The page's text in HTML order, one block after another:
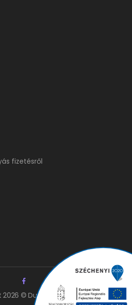
fizetésről
© Duna Elzáró Kft.